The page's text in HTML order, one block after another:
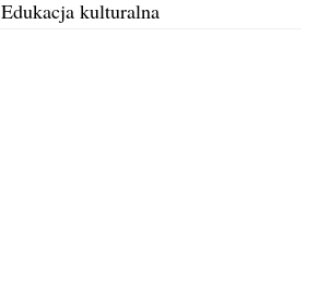
Edukacja kulturalna